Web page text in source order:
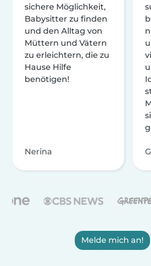
sichere Möglichkeit,
Babysitter zu finden
und den Alltag von
Müttern und Vätern
zu erleichtern, die zu
Hause Hilfe
benötigen!
Nerina
Melde mich an!